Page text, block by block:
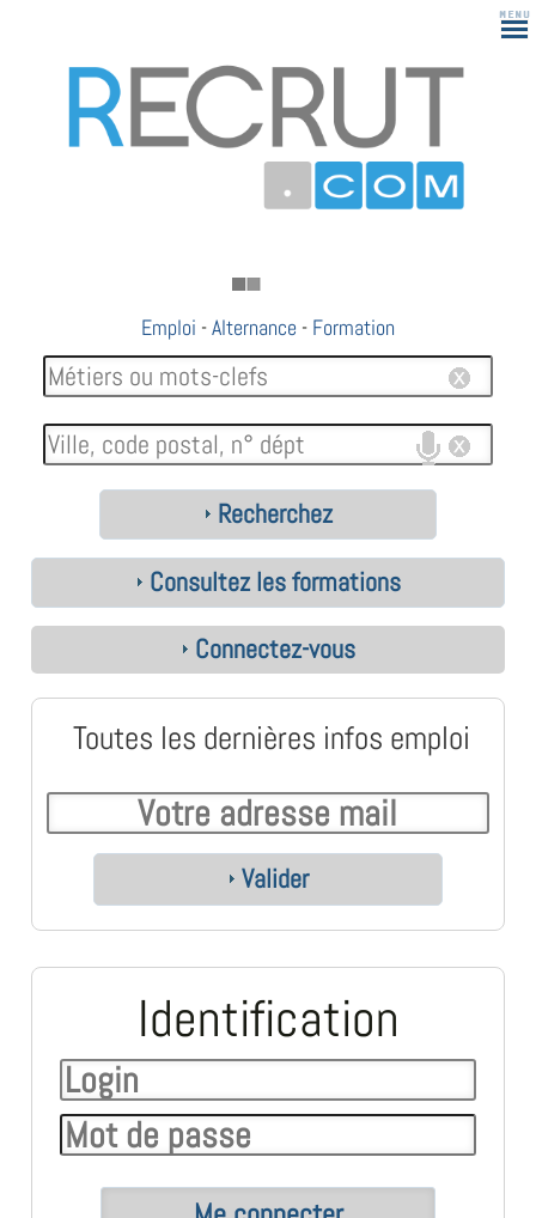
Emploi -Alternance - Formation
Recherchez
Consultez les formations
Connectez-vous
Toutes les dernières infos emploi
Valider
Identification